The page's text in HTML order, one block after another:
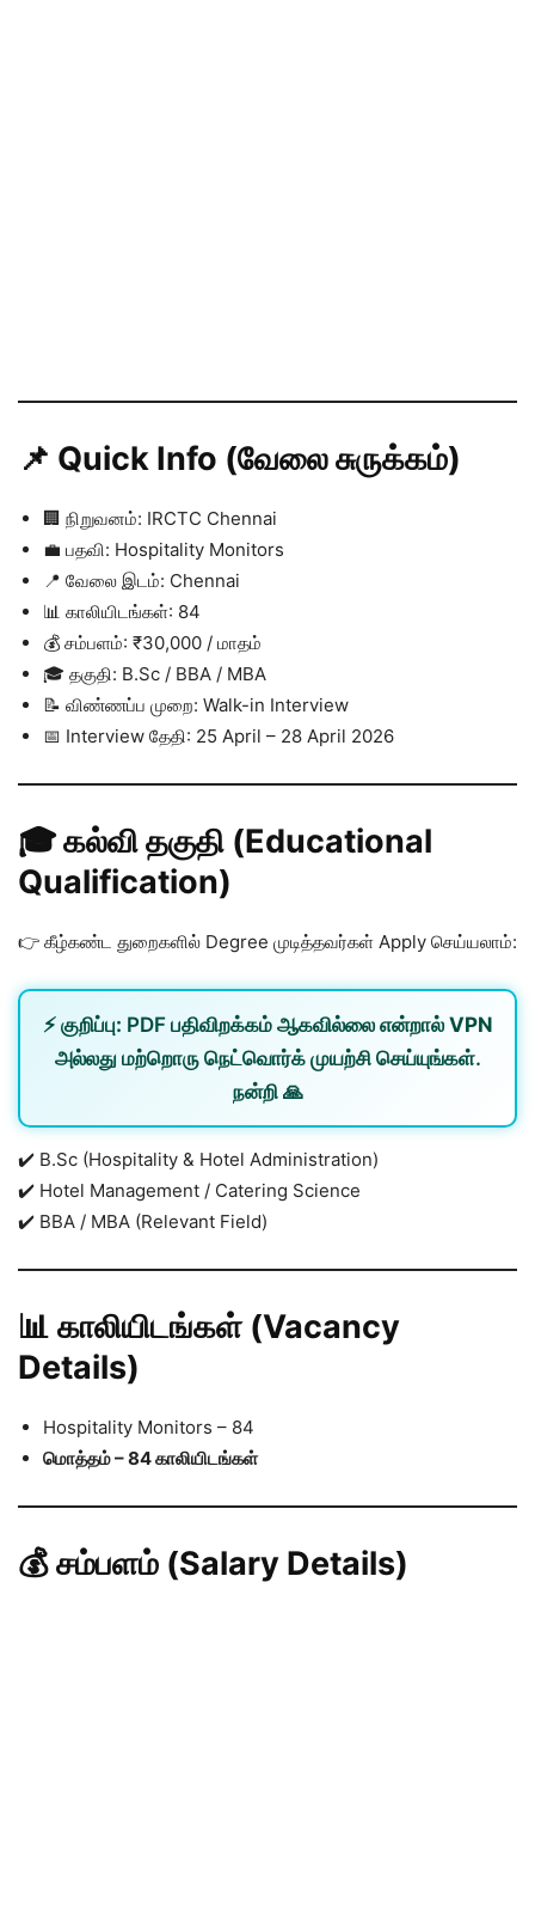
📌 Quick Info (வேலை சுருக்கம்)
🏢 நிறுவனம்: IRCTC Chennai
💼 பதவி: Hospitality Monitors
📍 வேலை இடம்: Chennai
📊 காலியிடங்கள்: 84
💰 சம்பளம்: ₹30,000 / மாதம்
🎓 தகுதி: B.Sc / BBA / MBA
📝 விண்ணப்ப முறை: Walk-in Interview
📅 Interview தேதி: 25 April – 28 April 2026
🎓 கல்வி தகுதி (Educational
Qualification)
👉 கீழ்கண்ட துறைகளில் Degree முடித்தவர்கள் Apply செய்யலாம்:
⚡ குறிப்பு: PDF பதிவிறக்கம் ஆகவில்லை என்றால் VPN
அல்லது மற்றொரு நெட்வொர்க்முயற்சி செய்யுங்கள்.
நன்றி 🙏
✔️ B.Sc (Hospitality & Hotel Administration)
✔️ Hotel Management / Catering Science
✔️ BBA / MBA (Relevant Field)
📊 காலியிடங்கள் (Vacancy
Details)
Hospitality Monitors – 84
மொத்தம் – 84 காலியிடங்கள்
💰 சம்பளம் (Salary Details)